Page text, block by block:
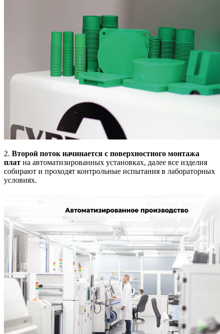
2. Второй поток начинается с поверхностного монтажа
плат на автоматизированных установках, далее все изделия
собирают и проходят контрольные испытания в лабораторных
условиях.